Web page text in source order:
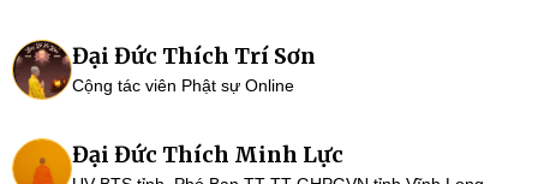
Đại Đức Thích Trí Sơn
Cộng tác viên Phật sự Online
Đại Đức Thích Minh Lực